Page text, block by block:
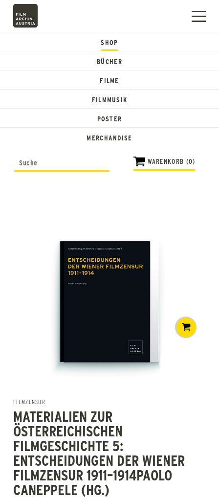
SHOP
BÜCHER
FILME
FILMMUSIK
POSTER
MERCHANDISE
WARENKORB (0)
FILMZENSUR
MATERIALIEN ZUR
ÖSTERREICHISCHEN
FILMGESCHICHTE 5:
ENTSCHEIDUNGEN DER WIENER
FILMZENSUR 1911–1914PAOLO
CANEPPELE (HG.)